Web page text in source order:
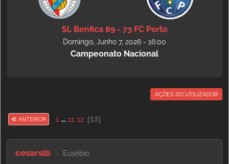
SL Benfica 89 - 73 FC Porto
Domingo, Junho 7, 2026 - 16:00
Campeonato Nacional
AÇÕES DO UTILIZADOR
ANTERIOR 1 ... 11 12 13
cesarslb Eusébio